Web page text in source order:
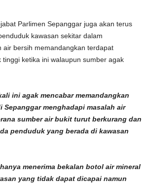
Parlimen Sepanggar juga akan terus
kawasan sekitar dalam
air bersih memandangkan terdapat
tinggi ketika ini walaupun sumber agak
ini agak mencabar memandangkan
Sepanggar menghadapi masalah air
sumber air bukit turut berkurang dan
penduduk yang berada di kawasan
menerima bekalan botol air mineral
yang tidak dapat dicapai namun